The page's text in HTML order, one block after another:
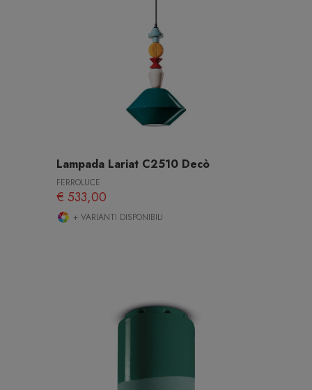
Lampada Lariat C2510 Decò
FERROLUCE
€ 533,00
+ VARIANTI DISPONIBILI